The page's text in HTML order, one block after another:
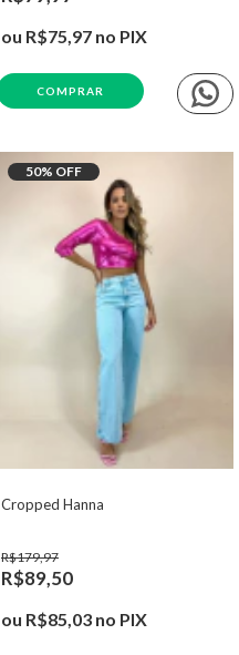
ou R$75,97 no PIX
COMPRAR
50% OFF
Cropped Hanna
R$179,97
R$89,50
ou R$85,03 no PIX